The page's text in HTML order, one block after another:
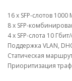
16 x SFP-слотов 1000
8 x SFP-
4 х SFP-слота 10
Поддержка VLAN,
Статическая
Приоритизация